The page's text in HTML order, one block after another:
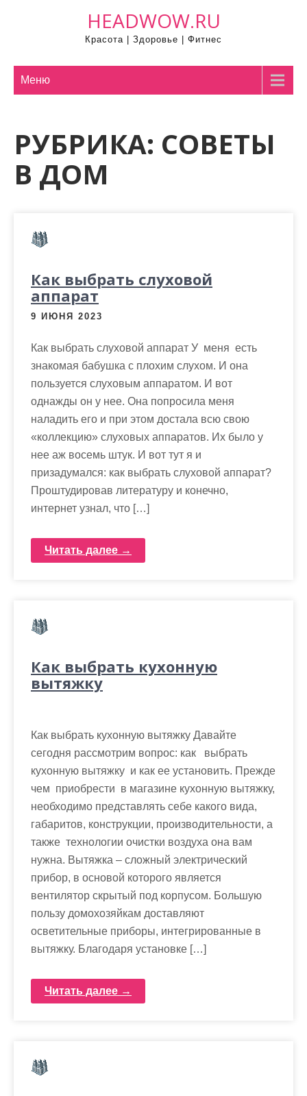
HEADWOW.RU
Красота | Здоровье | Фитнес
Меню
РУБРИКА: СОВЕТЫ
В ДОМ
Как выбрать слуховой
аппарат
9 ИЮНЯ 2023
Как выбрать слуховой аппарат У меня есть
знакомая бабушка с плохим слухом. И она
пользуется слуховым аппаратом. И вот
однажды он у нее. Она попросила меня
наладить его и при этом достала всю свою
«коллекцию» слуховых аппаратов. Их было у
нее аж восемь штук. И вот тут я и
призадумался: как выбрать слуховой аппарат?
Проштудировав литературу и конечно,
интернет узнал, что […]
Читать далее →
Как выбрать кухонную
вытяжку
Как выбрать кухонную вытяжку Давайте
сегодня рассмотрим вопрос: как выбрать
кухонную вытяжку и как ее установить. Прежде
чем приобрести в магазине кухонную вытяжку,
необходимо представлять себе какого вида,
габаритов, конструкции, производительности, а
также технологии очистки воздуха она вам
нужна. Вытяжка – сложный электрический
прибор, в основой которого является
вентилятор скрытый под корпусом. Большую
пользу домохозяйкам доставляют
осветительные приборы, интегрированные в
вытяжку. Благодаря установке […]
Читать далее →